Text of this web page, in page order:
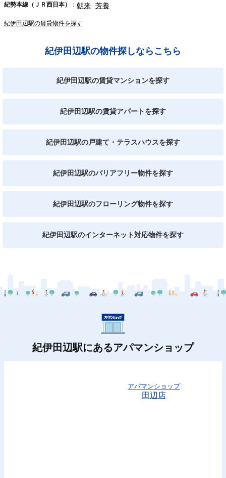
紀勢本線（ＪＲ西日本） 朝来 芳養
紀伊田辺駅の賃貸物件を探す
紀伊田辺駅の物件探しならこちら
紀伊田辺駅の賃貸マンションを探す
紀伊田辺駅の賃貸アパートを探す
紀伊田辺駅の戸建て・テラスハウスを探す
紀伊田辺駅のバリアフリー物件を探す
紀伊田辺駅のフローリング物件を探す
紀伊田辺駅のインターネット対応物件を探す
紀伊田辺駅にあるアパマンショップ
アパマンショップ
田辺店